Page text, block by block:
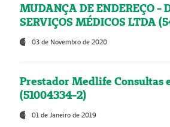
MUDANÇA DE ENDEREÇO -
SERVIÇOS MÉDICOS LTDA
03 de Novembro de 2020
Prestador Medlife Consultas
(51004334-2)
01 de Janeiro de 2019